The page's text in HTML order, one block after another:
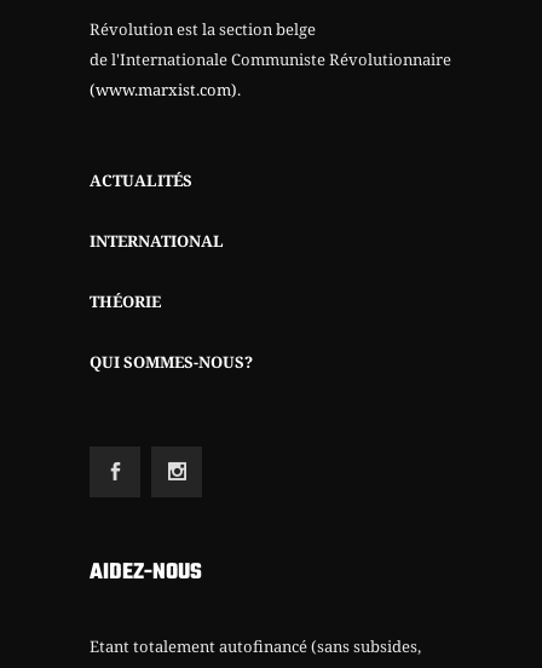
Révolution est la section belge
de l'Internationale Communiste Révolutionnaire
(www.marxist.com).
ACTUALITÉS
INTERNATIONAL
THÉORIE
QUI SOMMES-NOUS?
AIDEZ-NOUS
Etant totalement autofinancé (sans subsides,